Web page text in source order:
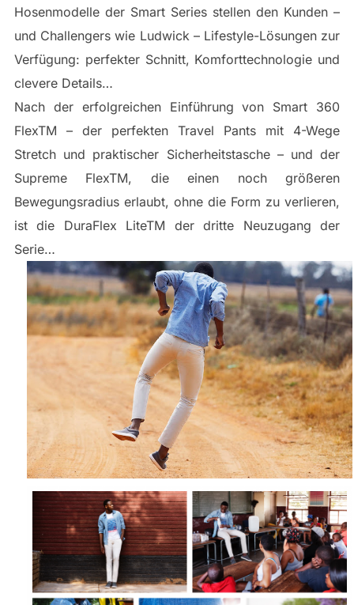
Hosenmodelle der Smart Series stellen den Kunden –
und Challengers wie Ludwick – Lifestyle-Lösungen zur
Verfügung: perfekter Schnitt, Komforttechnologie und
clevere Details…
Nach der erfolgreichen Einführung von Smart 360
FlexTM – der perfekten Travel Pants mit 4-Wege
Stretch und praktischer Sicherheitstasche – und der
Supreme FlexTM, die einen noch größeren
Bewegungsradius erlaubt, ohne die Form zu verlieren,
ist die ​DuraFlex Lite​TM der dritte Neuzugang der
Serie…